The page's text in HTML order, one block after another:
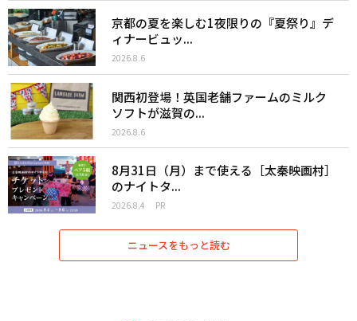
京都の夏を楽しむ1夜限りの『夏祭り』デ
ィナービュッ...
2026.8.6
関西初登場！英国老舗ファームのミルク
ソフトが滋賀の...
2026.8.6
8月31日（月）まで使える［太秦映画村］
のナイトタ...
2026.8.4 PR
ニュースをもっと読む